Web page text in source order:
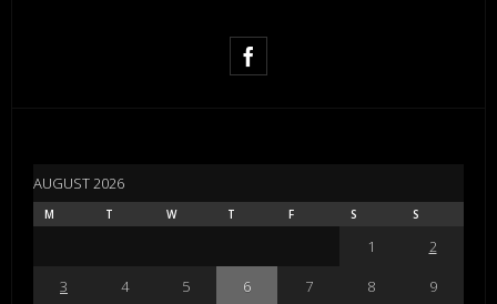
AUGUST 2026
M T W T F S S
1
2
3
4 5 6 7 8
9